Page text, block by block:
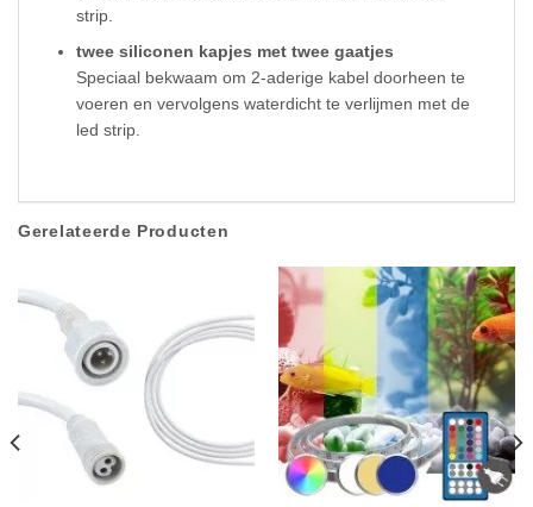
strip.
twee siliconen kapjes met twee gaatjes
Speciaal bekwaam om 2-aderige kabel doorheen te
voeren en vervolgens waterdicht te verlijmen met de
led strip.
Gerelateerde Producten